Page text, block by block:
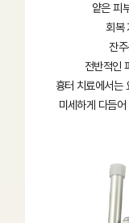
얕은 피
회복
잔주
전반적인
흉터 치료에서는
미세하게 다듬